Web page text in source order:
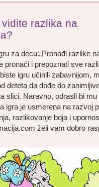
razlika na
za decu:„Pronađi razlike
pronaći i prepoznati sve
igru učinili zabavnijom,
deteta da dođe do
slici. Naravno, odrasli bi
igra je usmerena na razvoj
razlikovanje boja i
želi vam dobro